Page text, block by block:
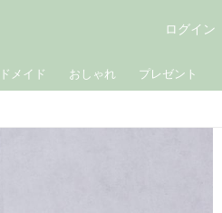
メイド おしゃれ プレゼント
ログイン